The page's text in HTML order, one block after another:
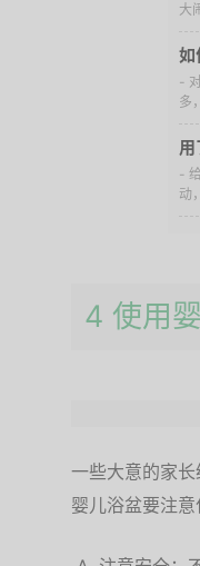
大
如
-
多
-
动
4 使用
一些大意的家
婴儿浴盆要注意